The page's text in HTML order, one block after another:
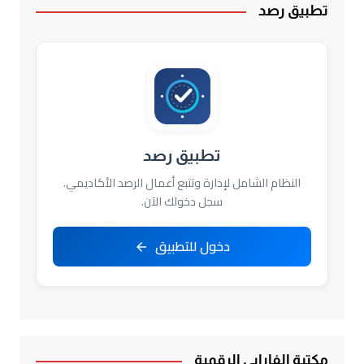
تطبيق رصد
تطبيق رصد
النظام الشامل لإدارة وتتبع أعمال الرصد الأكاديمي.
سجل دخولك الآن.
دخول للتطبيق
مكتبة الفارابي الرقمية